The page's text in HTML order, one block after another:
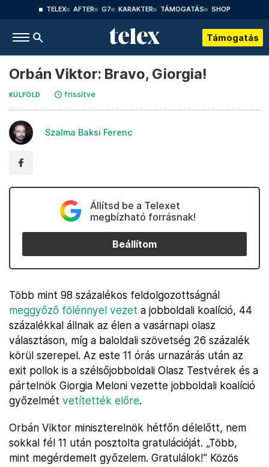
TELEX AFTER G7 KARAKTER TÁMOGATÁS SHOP
Támogatás
Orbán Viktor: Bravo, Giorgia!
KÜLFÖLD frissítve
Szalma Baksi Ferenc
Állítsd be a Telexet
megbízható forrásnak!
Beállítom
Több mint 98 százalékos feldolgozottságnál
meggyőző fölénnyel vezet a jobboldali koalíció, 44
százalékkal állnak az élen a vasárnapi olasz
választáson, míg a baloldali szövetség 26 százalék
körül szerepel. Az este 11 órás urnazárás után az
exit pollok is a szélsőjobboldali Olasz Testvérek és a
pártelnök Giorgia Meloni vezette jobboldali koalíció
győzelmét vetítették előre.
Orbán Viktor miniszterelnök hétfőn délelőtt, nem
sokkal fél 11 után posztolta gratulációját. „Több,
mint megérdemelt győzelem. Gratulálok!” Közös